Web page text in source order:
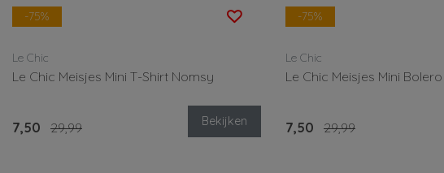
-75%
Le Chic
Le Chic Meisjes Mini T-Shirt Nomsy
7,50 29,99 Bekijken
-75%
Le Chic
Le Chic Meisjes Mini
7,50 29,99